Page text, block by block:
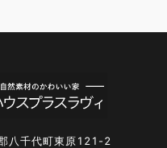
千代町東原121-2